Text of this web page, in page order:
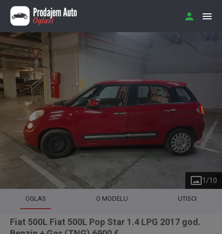
1 /10
OGLAS O MODELU UTISCI
Fiat 500L Fiat 500L Pop Star 1.4 LPG 2017 god.